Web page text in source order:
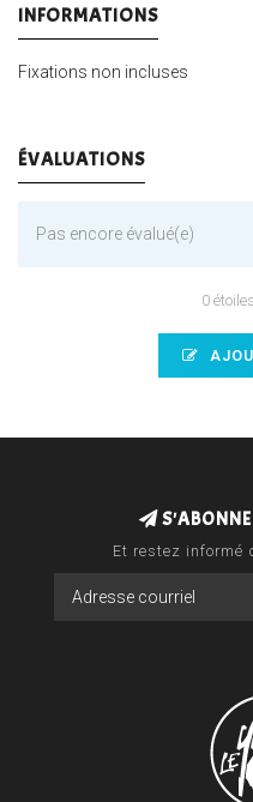
INFORMATIONS
Fixations non incluses
ÉVALUATIONS
Pas encore évalué(e)
0
Et restez informé